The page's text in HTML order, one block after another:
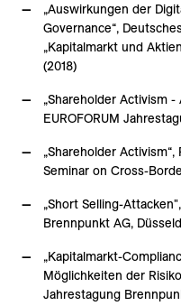
„Auswirkungen der
Governance“,
„Kapitalmarkt und
(2018)
„Shareholder Activism
EUROFORUM
„Shareholder
Seminar on Cross-
„Short Selling-
Brennpunkt AG,
„Kapitalmarkt-
Möglichkeiten der
Jahrestagung